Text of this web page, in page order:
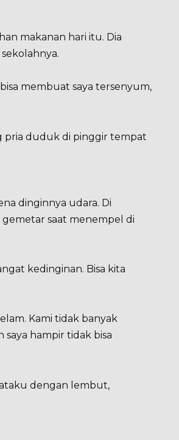
makanan hari itu. Dia
membuat saya tersenyum,
pria duduk di pinggir tempat
dinginnya udara. Di
saat menempel di
kedinginan. Bisa kita
Kami tidak banyak
hampir tidak bisa
dengan lembut,